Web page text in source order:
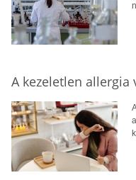
A kezeletlen allergia